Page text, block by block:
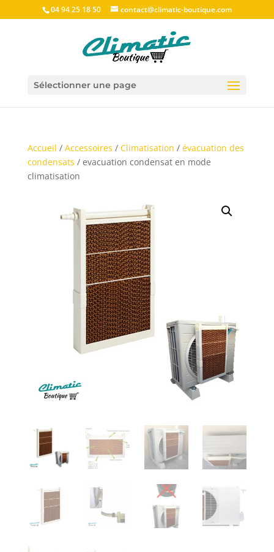
04 94 25 18 50 contact@climatic-boutique.com
Sélectionner une page
Accueil / Accessoires / Climatisation / évacuation des
condensats / evacuation condensat en mode
climatisation